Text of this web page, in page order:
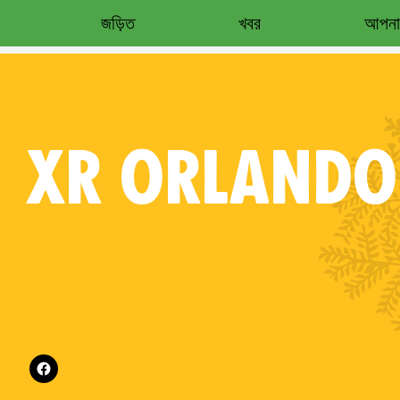
জড়িত খবর
XR ORLANDO
Follow XR Orlando on
on